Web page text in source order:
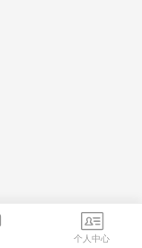
个人中心